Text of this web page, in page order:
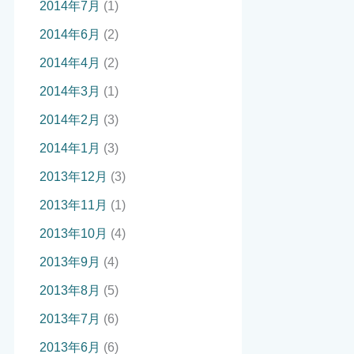
2014年7月 (1)
2014年6月 (2)
2014年4月 (2)
2014年3月 (1)
2014年2月 (3)
2014年1月 (3)
2013年12月 (3)
2013年11月 (1)
2013年10月 (4)
2013年9月 (4)
2013年8月 (5)
2013年7月 (6)
2013年6月 (6)